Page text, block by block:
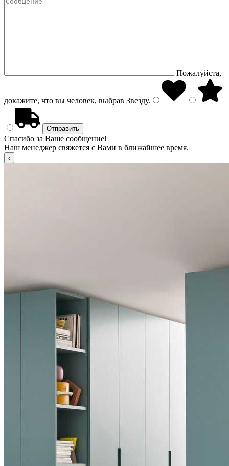
Пожалуйста,
докажите, что вы человек, выбрав Звезду.
Спасибо за Ваше сообщение!
Наш менеджер свяжется с Вами в ближайшее время.